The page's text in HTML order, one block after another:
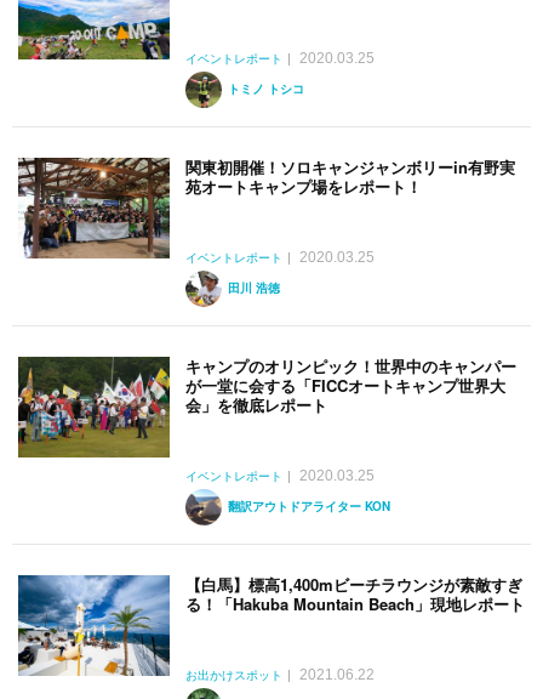
イベントレポート
2020.03.25
トミノ トシコ
関東初開催！ソロキャンジャンボリーin有野実
苑オートキャンプ場をレポート！
イベントレポート
2020.03.25
田川 浩徳
キャンプのオリンピック！世界中のキャンパー
が一堂に会する「FICCオートキャンプ世界大
会」を徹底レポート
イベントレポート
2020.03.25
翻訳アウトドアライター KON
【白馬】標高1,400mビーチラウンジが素敵すぎ
る！「Hakuba Mountain Beach」現地レポート
お出かけスポット
2021.06.22